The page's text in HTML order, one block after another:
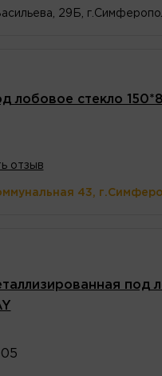
29Б,
лобовое стекло
отзыв
43,
под